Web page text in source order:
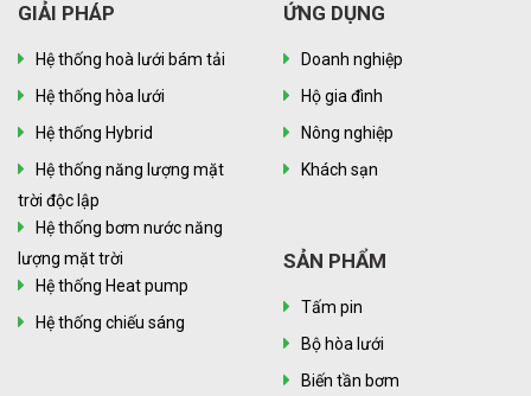
GIẢI PHÁP
Hệ thống hoà lưới bám tải
Hệ thống hòa lưới
Hệ thống Hybrid
Hệ thống năng lượng mặt
trời độc lập
Hệ thống bơm nước năng
lượng mặt trời
Hệ thống Heat pump
Hệ thống chiếu sáng
ỨNG DỤNG
Doanh nghiệp
Hộ gia đình
Nông nghiệp
Khách sạn
SẢN PHẨM
Tấm pin
Bộ hòa lưới
Biến tần bơm